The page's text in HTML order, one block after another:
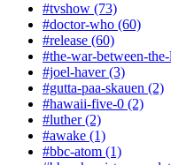
#tvshow (73)
#doctor-who (60)
#release (60)
#the-war-between-
#joel-haver (3)
#gutta-paa-skauen (2)
#hawaii-five-0 (2)
#luther (2)
#awake (1)
#bbc-atom (1)